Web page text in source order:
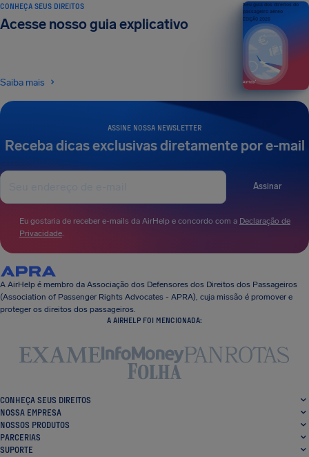
ASSINE NOSSA NEWSLETTER
Receba dicas exclusivas diretamente por e-mail
Assinar
Eu gostaria de receber e-mails da AirHelp e concordo com a Declaração de
Privacidade
CONHEÇA SEUS DIREITOS
Acesse nosso guia explicativo
Saiba mais
Seu guia dos direitos do
passageiro aéreo
EDIÇÃO 2026
A AirHelp é membro da Associação dos Defensores dos Direitos dos Passageiros
(Association of Passenger Rights Advocates - APRA), cuja missão é promover e
proteger os direitos dos passageiros.
A AIRHELP FOI MENCIONADA:
CONHEÇA SEUS DIREITOS
NOSSA EMPRESA
NOSSOS PRODUTOS
PARCERIAS
SUPORTE